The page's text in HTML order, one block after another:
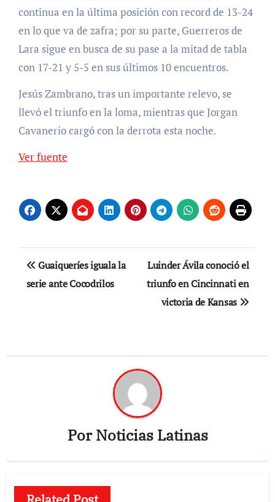
continua en la última posición con record de 13-24
en lo que va de zafra; por su parte, Guerreros de
Lara sigue en busca de su pase a la mitad de tabla
con 17-21 y 5-5 en sus últimos 10 encuentros.
Jesús Zambrano, tras un importante relevo, se
llevó el triunfo en la loma, mientras que Jorgan
Cavanerio cargó con la derrota esta noche.
Ver fuente
Navegación
de
Guaiqueríes iguala la
serie ante Cocodrilos
Luinder Ávila conoció el
triunfo en Cincinnati en
victoria de Kansas
PorNoticias Latinas